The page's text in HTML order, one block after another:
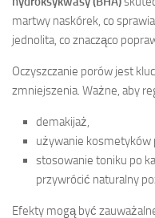
martwy naskórek, co
jednolita, co znacząco
Oczyszczanie porów jest
zmniejszenia. Ważne, aby
demakijaż,
używanie kosmetyków
stosowanie toniku po
przywrócić naturalny
Efekty mogą być